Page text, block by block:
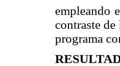
empleando
contraste
programa